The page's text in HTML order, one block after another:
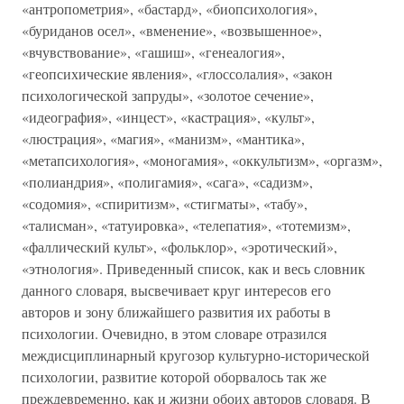
«антропометрия», «бастард», «биопсихология»,
«буриданов осел», «вменение», «возвышенное»,
«вчувствование», «гашиш», «генеалогия»,
«геопсихические явления», «глоссолалия», «закон
психологической запруды», «золотое сечение»,
«идеография», «инцест», «кастрация», «культ»,
«люстрация», «магия», «манизм», «мантика»,
«метапсихология», «моногамия», «оккультизм», «оргазм»,
«полиандрия», «полигамия», «сага», «садизм»,
«содомия», «спиритизм», «стигматы», «табу»,
«талисман», «татуировка», «телепатия», «тотемизм»,
«фаллический культ», «фольклор», «эротический»,
«этнология». Приведенный список, как и весь словник
данного словаря, высвечивает круг интересов его
авторов и зону ближайшего развития их работы в
психологии. Очевидно, в этом словаре отразился
междисциплинарный кругозор культурно-исторической
психологии, развитие которой оборвалось так же
преждевременно, как и жизни обоих авторов словаря. В